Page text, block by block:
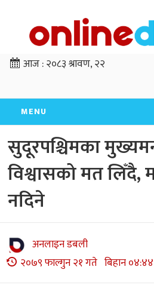
आज :२०८३ श्रावण, २२
MENU
सुदूरपश्चिमका
विश्वासको मत
नदिने
अनलाइन डबली
२०७९ फाल्गुन २१ गते बिहान